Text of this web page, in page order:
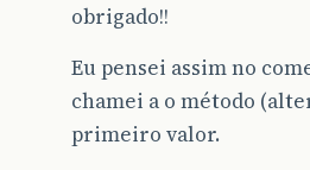
obrigado!!
Eu pensei assim no
chamei a o método
primeiro valor.